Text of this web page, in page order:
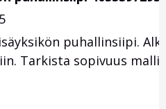
puhallinsiipi.
Tarkista sopivuus